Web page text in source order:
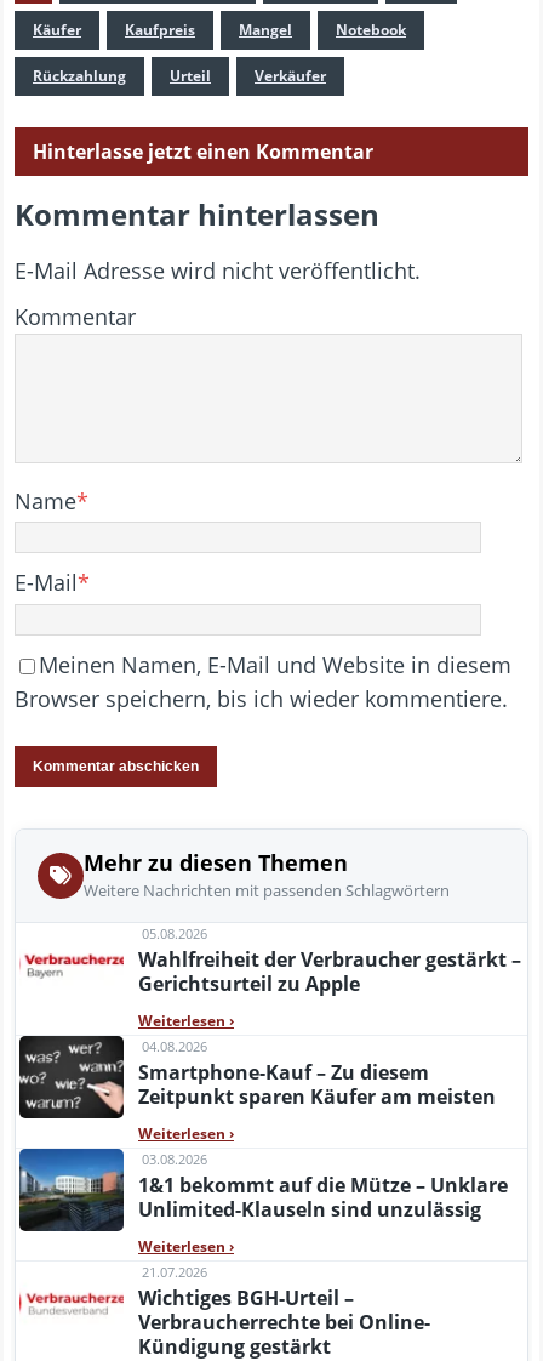
Käufer Kaufpreis Mangel Notebook
Rückzahlung Urteil Verkäufer
Hinterlasse jetzt einen Kommentar
Kommentar hinterlassen
E-Mail Adresse wird nicht veröffentlicht.
Kommentar
Name*
E-Mail*
Meinen Namen, E-Mail und Website in diesem
Browser speichern, bis ich wieder kommentiere.
Mehr zu diesen Themen
Weitere Nachrichten mit passenden Schlagwörtern
05.08.2026
Wahlfreiheit der Verbraucher gestärkt –
Gerichtsurteil zu Apple
Weiterlesen ›
04.08.2026
Smartphone-Kauf – Zu diesem
Zeitpunkt sparen Käufer am meisten
Weiterlesen ›
03.08.2026
1&1 bekommt auf die Mütze – Unklare
Unlimited-Klauseln sind unzulässig
Weiterlesen ›
21.07.2026
Wichtiges BGH-Urteil –
Verbraucherrechte bei Online-
Kündigung gestärkt